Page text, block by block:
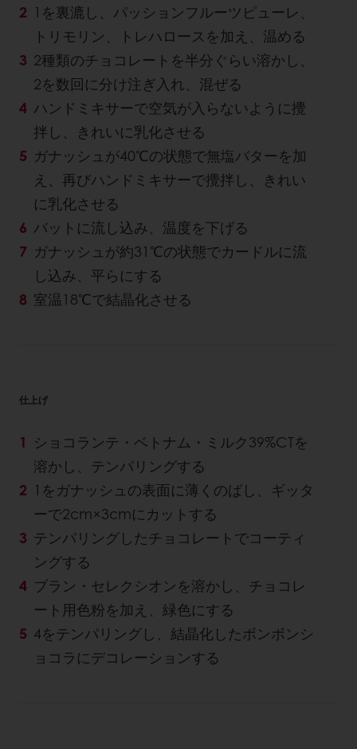
1を裏漉し、パッションフルーツピューレ、
トリモリン、トレハロースを加え、温める
2種類のチョコレートを半分ぐらい溶かし、
2を数回に分け注ぎ入れ、混ぜる
ハンドミキサーで空気が入らないように攪
拌し、きれいに乳化させる
ガナッシュが40℃の状態で無塩バターを加
え、再びハンドミキサーで攪拌し、きれい
に乳化させる
バットに流し込み、温度を下げる
ガナッシュが約31℃の状態でカードルに流
し込み、平らにする
室温18℃で結晶化させる
仕上げ
ショコランテ・ベトナム・ミルク39%CTを
溶かし、テンパリングする
1をガナッシュの表面に薄くのばし、ギッタ
ーで2cm×3cmにカットする
テンパリングしたチョコレートでコーティ
ングする
ブラン・セレクシオンを溶かし、チョコレ
ート用色粉を加え、緑色にする
4をテンパリングし、結晶化したボンボンシ
ョコラにデコレーションする